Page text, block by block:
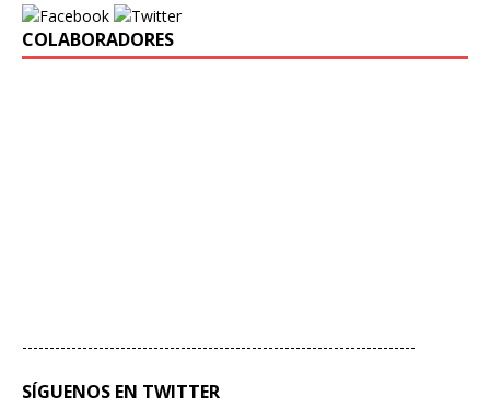
COLABORADORES
------------------------------------------------------------------------
SÍGUENOS EN TWITTER